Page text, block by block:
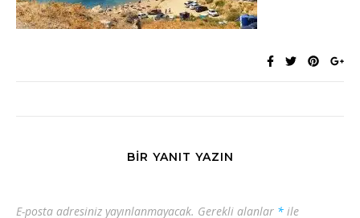
BIR YANIT YAZIN
E-posta adresiniz yayınlanmayacak. Gerekli alanlar * ile